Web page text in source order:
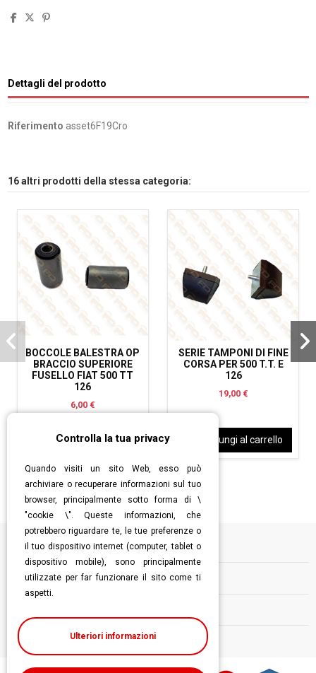
Dettagli del prodotto
Riferimento asset6F19Cro
16 altri prodotti della stessa categoria:
BOCCOLE BALESTRA OP
BRACCIO SUPERIORE
FUSELLO FIAT 500 TT
126
6,00 €
Aggiungi al carrello
SERIE TAMPONI DI FINE
CORSA PER 500 T.T. E
126
19,00 €
Aggiungi al carrello
Informazioni
Follow us
Controlla la tua privacy
Quando visiti un sito Web, esso può
archiviare o recuperare informazioni sul tuo
browser, principalmente sotto forma di \
"cookie \". Queste informazioni, che
potrebbero riguardare te, le tue preferenze o
il tuo dispositivo internet (computer, tablet o
dispositivo mobile), sono principalmente
utilizzate per far funzionare il sito come ti
aspetti.
Ulteriori informazioni